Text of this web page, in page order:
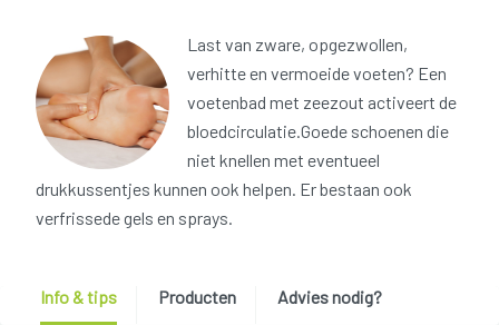
Last van zware, opgezwollen,
verhitte en vermoeide voeten? Een
voetenbad met zeezout activeert de
bloedcirculatie.Goede schoenen die
niet knellen met eventueel
drukkussentjes kunnen ook helpen. Er bestaan ook
verfrissede gels en sprays.
Info & tips Producten Advies nodig?